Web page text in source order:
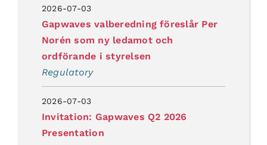
2026-07-03
Gapwaves valberedning föreslår Per
Norén som ny ledamot och
ordförande i styrelsen
Regulatory
2026-07-03
Invitation: Gapwaves Q2 2026
Presentation